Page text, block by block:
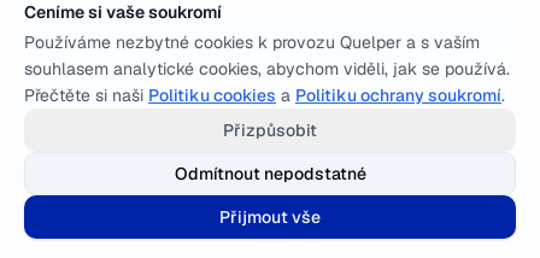
Ceníme si vaše soukromí
Používáme nezbytné cookies k provozu Quelper a s vaším
souhlasem analytické cookies, abychom viděli, jak se používá.
Přečtěte si naši Politiku cookies a Politiku ochrany soukromí.
Přizpůsobit
Odmítnout nepodstatné
Přijmout vše